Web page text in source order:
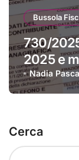
Bussola
730/
2025 e
aprile
Nadia
Cerca